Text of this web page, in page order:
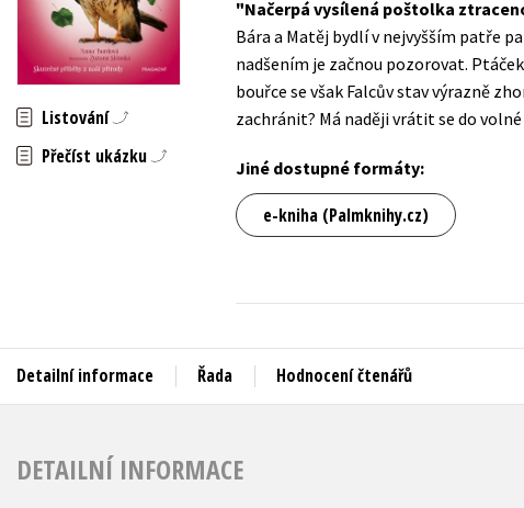
Auto - moto
Beletrie pro děti
Jazyky
Kalendáře
Kariéra a osobní rozvoj
Komiks
Listování
Přečíst ukázku
Načerpá vysílená poštolka
Bára a Matěj bydlí v nejvyšším patře
nadšením je začnou pozorovat.
bouřce se však Falcův stav výrazně
zachránit? Má naději vrátit se do
Jiné dostupné formáty:
e-kniha (Palmknihy.cz)
Detailní informace Řada Hodnocení čtenářů
DETAILNÍ INFORMACE